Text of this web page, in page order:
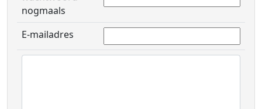
nogmaals
E-mailadres